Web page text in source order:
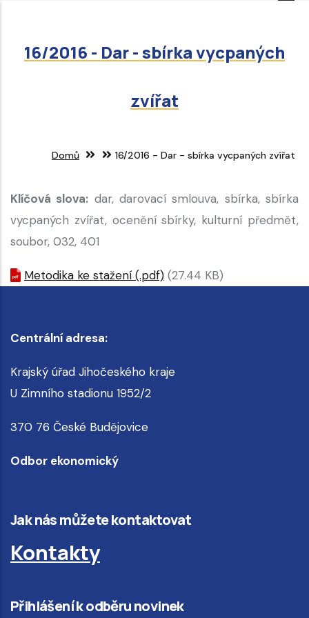
hlavnímu
16/2016 - Dar - sbírka vycpaných
zvířat
Domů 16/2016 - Dar - sbírka vycpaných zvířat
Klíčová slova: dar, darovací smlouva, sbírka, sbírka
vycpaných zvířat, ocenění sbírky, kulturní předmět,
soubor, 032, 401
Metodika ke stažení (.pdf) (27.44 KB)
Centrální adresa:
Krajský úřad Jihočeského kraje
U Zimního stadionu 1952/2
370 76 České Budějovice
Odbor ekonomický
Jak nás můžete kontaktovat
Kontakty
Přihlášení k odběru novinek